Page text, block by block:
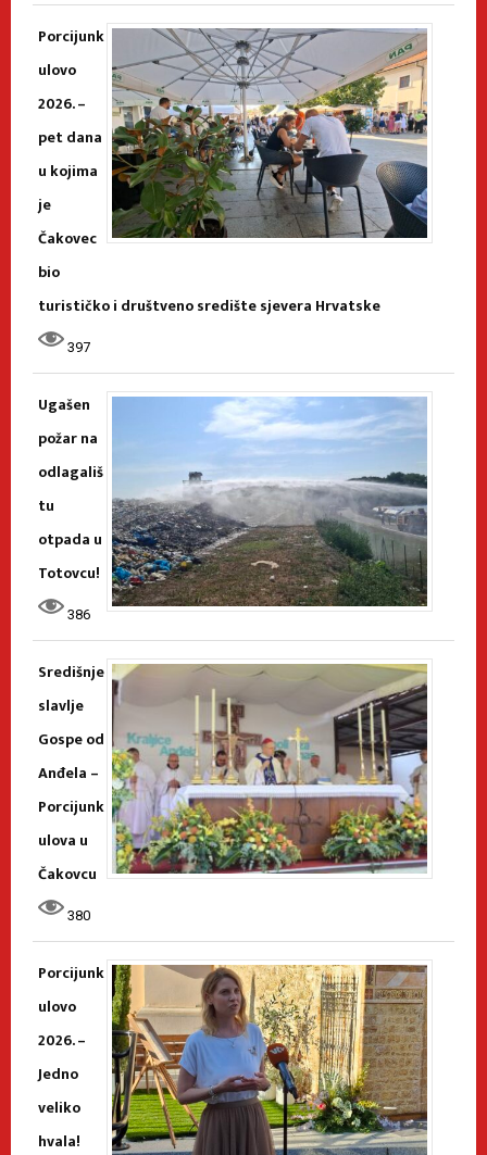
Porcijunk
ulovo
2026. –
pet dana
u kojima
je
Čakovec
bio
turističko i društveno središte sjevera Hrvatske
397
Ugašen
požar na
odlagališ
tu
otpada u
Totovcu!
386
Središnje
slavlje
Gospe od
Anđela –
Porcijunk
ulova u
Čakovcu
380
Porcijunk
ulovo
2026. –
Jedno
veliko
hvala!